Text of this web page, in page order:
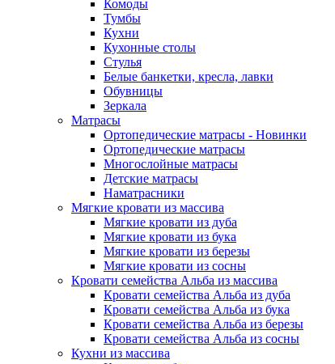
Комоды
Тумбы
Кухни
Кухонные столы
Стулья
Белые банкетки, кресла, лавки
Обувницы
Зеркала
Матрасы
Ортопедические матрасы - Новинки
Ортопедические матрасы
Многослойные матрасы
Детские матрасы
Наматрасники
Мягкие кровати из массива
Мягкие кровати из дуба
Мягкие кровати из бука
Мягкие кровати из березы
Мягкие кровати из сосны
Кровати семейства Альба из массива
Кровати семейства Альба из дуба
Кровати семейства Альба из бука
Кровати семейства Альба из березы
Кровати семейства Альба из сосны
Кухни из массива